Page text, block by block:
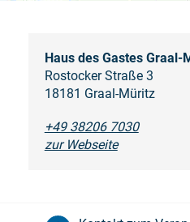
Haus des Gastes Graal-
Rostocker Straße 3
18181 Graal-Müritz
+49 38206 7030
zur Webseite